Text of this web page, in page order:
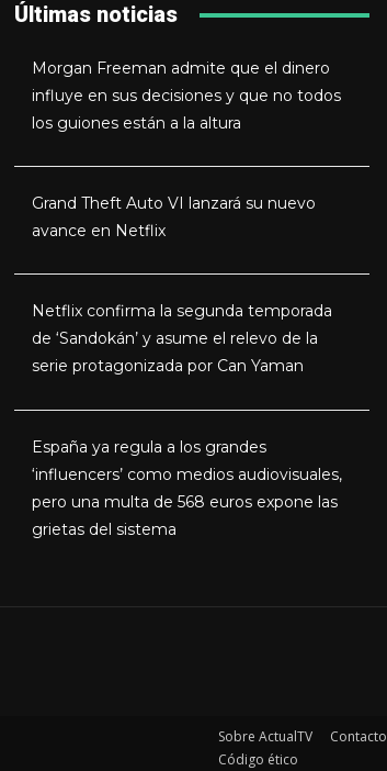
Últimas noticias
Morgan Freeman admite que el dinero
influye en sus decisiones y que no todos
los guiones están a la altura
Grand Theft Auto VI lanzará su nuevo
avance en Netflix
Netflix confirma la segunda temporada
de ‘Sandokán’ y asume el relevo de la
serie protagonizada por Can Yaman
España ya regula a los grandes
‘influencers’ como medios audiovisuales,
pero una multa de 568 euros expone las
grietas del sistema
Sobre ActualTV Contacto
Código ético